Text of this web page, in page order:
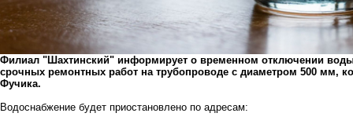
Филиал "Шахтинский" информирует о временном отключении
срочных ремонтных работ на трубопроводе с диаметром 500 мм,
Фучика.
Водоснабжение будет приостановлено по адресам: